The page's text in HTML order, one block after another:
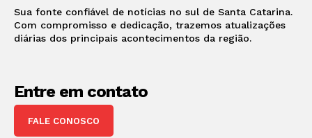
Sua fonte confiável de notícias no sul de Santa Catarina.
Com compromisso e dedicação, trazemos atualizações
diárias dos principais acontecimentos da região.
Entre em contato
FALE CONOSCO